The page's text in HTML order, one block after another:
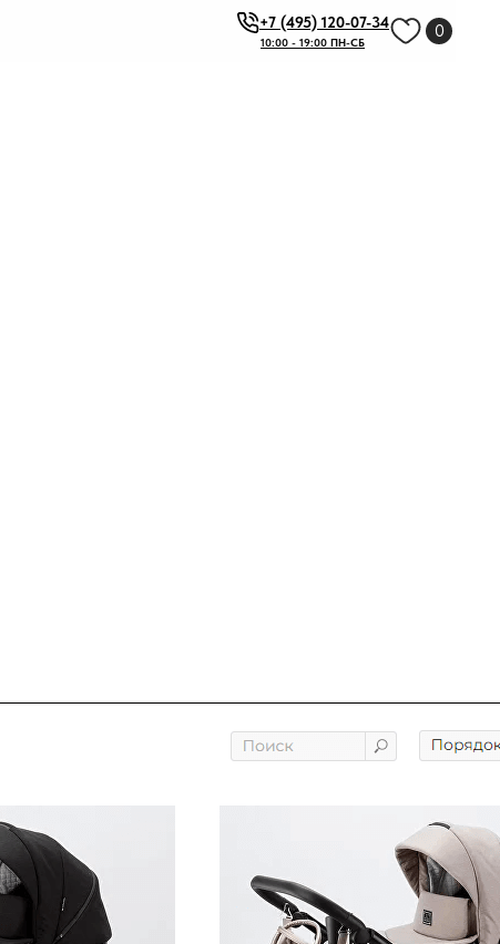
+7 (495) 120-07-34
10:00 - 19:00 ПН-СБ
0